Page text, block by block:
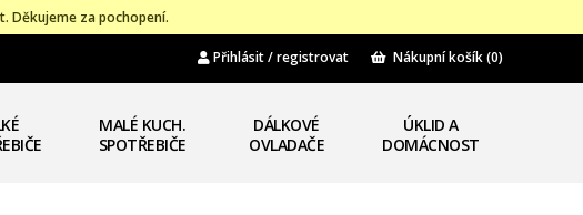
Děkujeme za pochopení.
Přihlásit / registrovat Nákupní košík(0)
MALÉ KUCH.
SPOTŘEBIČE
DÁLKOVÉ
OVLADAČE
ÚKLID A
DOMÁCNOST